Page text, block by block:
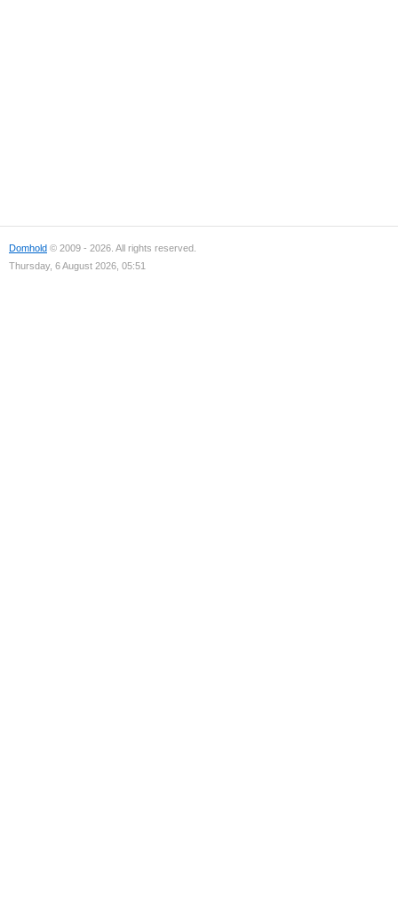
Domhold © 2009 - 2026. All rights reserved.
Thursday, 6 August 2026, 05:51